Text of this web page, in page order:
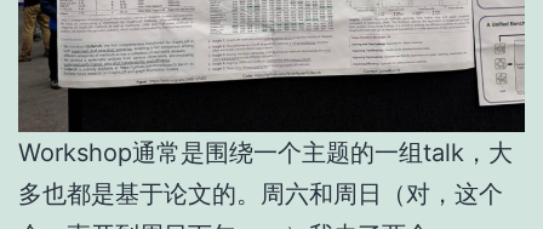
Workshop通常是围绕一个主题的一组talk，大
多也都是基于论文的。周六和周日（对，这个